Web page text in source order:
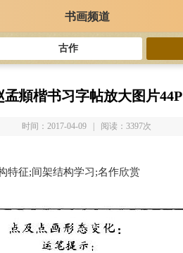
书画频道
古作
孟頫楷书习字帖放大图片44P
时间：2017-04-09 | 阅读：3397次
特征;间架结构学习;名作欣赏